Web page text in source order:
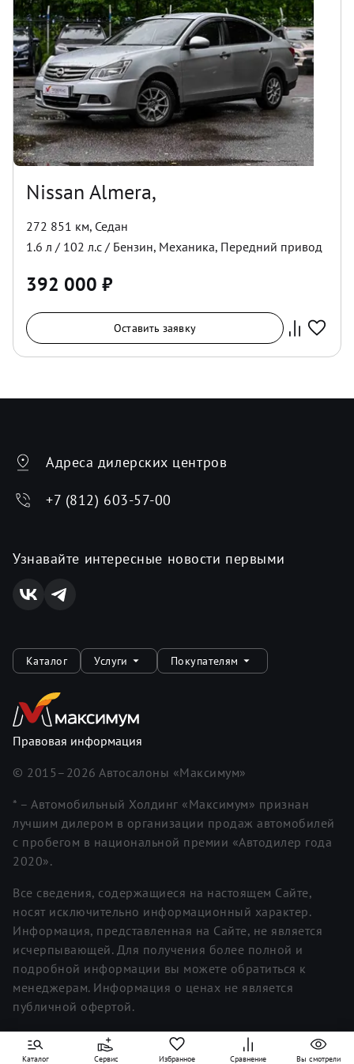
Nissan Almera,
272 851 км, Седан
1.6 л / 102 л.с / Бензин, Механика, Передний привод
392 000 ₽
Оставить заявку
Адреса дилерских центров
+7 (812) 603-57-00
Узнавайте интересные новости первыми
Каталог Услуги Покупателям
Правовая информация
© 2015– 2026 Автосалоны «Максимум»
* – Автомобильный Холдинг «Максимум» признан
лучшим дилером в организации продаж автомобилей
с пробегом в национальной премии «Автодилер года
2020».
Все сведения, содержащиеся на настоящем Сайте,
носят исключительно информационный характер.
Информация, представленная на Сайте, не является
исчерпывающей. Для получения более полной и
подробной информации вы можете обратиться к
менеджерам. Информация о ценах не является
публичной офертой.
Каталог Сервис Избранное Сравнение Вы смотрели